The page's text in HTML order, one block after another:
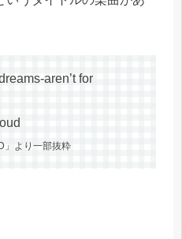
aren’t for
」より一部抜粋